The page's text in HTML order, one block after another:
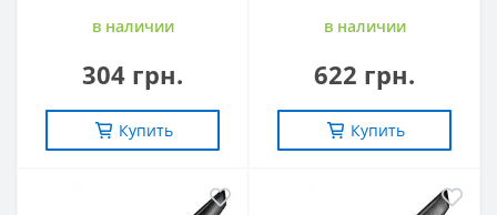
в наличии
304 грн.
Купить
в наличии
622 грн.
Купить